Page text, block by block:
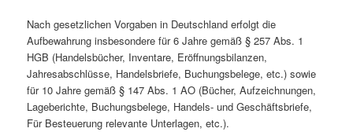
Nach gesetzlichen Vorgaben in Deutschland erfolgt die
Aufbewahrung insbesondere für 6 Jahre gemäß § 257 Abs. 1
HGB (Handelsbücher, Inventare, Eröffnungsbilanzen,
Jahresabschlüsse, Handelsbriefe, Buchungsbelege, etc.) sowie
für 10 Jahre gemäß § 147 Abs. 1 AO (Bücher, Aufzeichnungen,
Lageberichte, Buchungsbelege, Handels- und Geschäftsbriefe,
Für Besteuerung relevante Unterlagen, etc.).